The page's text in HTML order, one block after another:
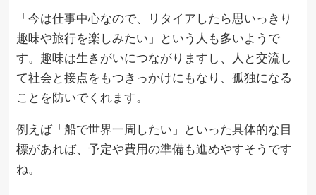
「今は仕事中心なので、リタイアしたら思いっきり
趣味や旅行を楽しみたい」という人も多いようで
す。趣味は生きがいにつながりますし、人と交流し
て社会と接点をもつきっかけにもなり、孤独になる
ことを防いでくれます。
例えば「船で世界一周したい」といった具体的な目
標があれば、予定や費用の準備も進めやすそうです
ね。